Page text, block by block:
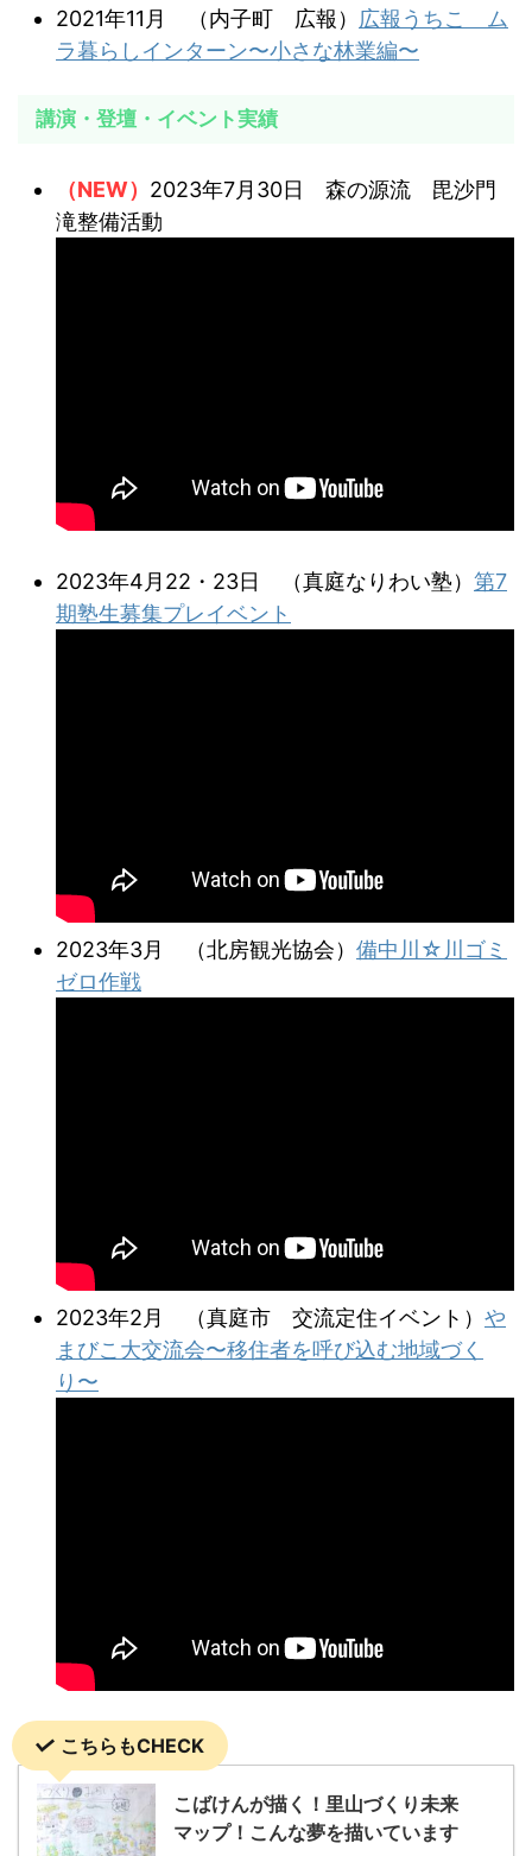
2021年11月 （内子町 広報） 広報うちこ ム
ラ暮らしインターン〜小さな林業編〜
講演・登壇・イベント実績
（NEW） 2023年7月30日 森の源流 毘沙門
滝整備活動
2023年4月22・23日 （真庭なりわい塾） 第7
期塾生募集プレイベント
2023年3月 （北房観光協会） 備中川☆川ゴミ
ゼロ作戦
2023年2月 （真庭市 交流定住イベント） や
まびこ大交流会〜移住者を呼び込む地域づく
り〜
こちらもCHECK
こばけんが描く！里山づくり未来
マップ！こんな夢を描いています